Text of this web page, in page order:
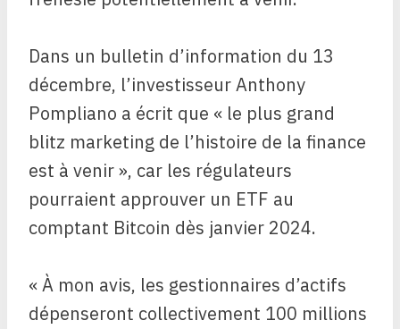
Dans un bulletin d’information du 13
décembre, l’investisseur Anthony
Pompliano a écrit que « le plus grand
blitz marketing de l’histoire de la finance
est à venir », car les régulateurs
pourraient approuver un ETF au
comptant Bitcoin dès janvier 2024.
« À mon avis, les gestionnaires d’actifs
dépenseront collectivement 100 millions